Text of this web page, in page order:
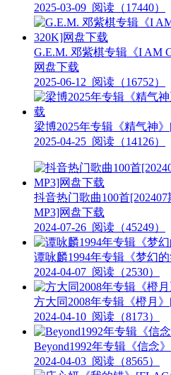
2025-03-09 阅读（17440）
G.E.M. 邓紫棋专辑《I AM
网盘下载
2025-06-12 阅读（16752）
梁博2025年专辑《精气神
2025-04-25 阅读（14126）
抖音热门歌曲100首
MP3]网盘下载
2024-07-26 阅读（45249）
谭咏麟1994年专辑《梦幻
2024-04-07 阅读（2530）
方大同2008年专辑《橙月
2024-04-10 阅读（8173）
Beyond1992年专辑《信念
2024-04-03 阅读（8565）